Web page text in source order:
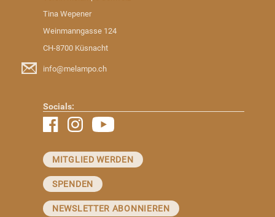
Tina Wepener
Weinmanngasse 124
CH-8700 Küsnacht
info@melampo.ch
Socials:
MITGLIED WERDEN
SPENDEN
NEWSLETTER ABONNIEREN